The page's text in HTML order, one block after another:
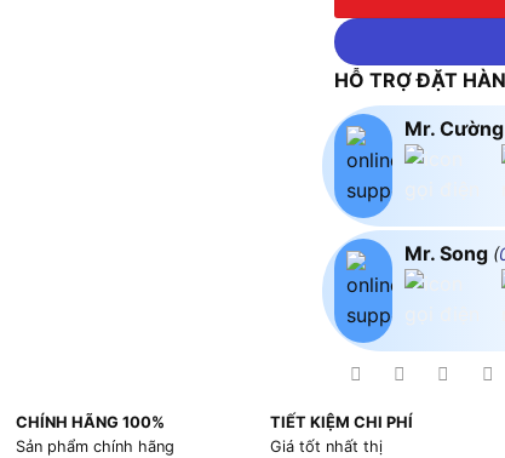
HỖ TRỢ ĐẶT
Mr. Cường
Mr. Song (
CHÍNH HÃNG 100%
Sản phẩm chính hãng
TIẾT KIỆM CHI PHÍ
Giá tốt nhất thị